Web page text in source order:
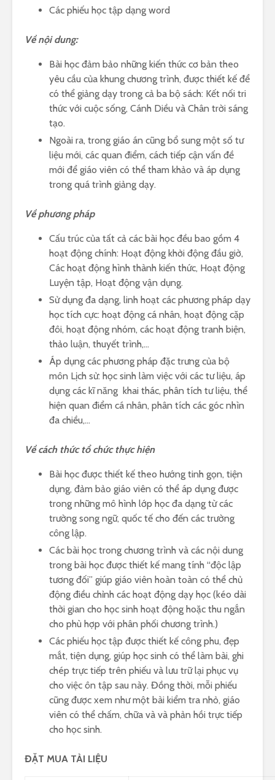
Các phiếu học tập dạng word
Về nội dung:
Bài học đảm bảo những kiến thức cơ bản theo
yêu cầu của khung chương trình, được thiết kế để
có thể giảng dạy trong cả ba bộ sách: Kết nối tri
thức với cuộc sống, Cánh Diều và Chân trời sáng
tạo.
Ngoài ra, trong giáo án cũng bổ sung một số tư
liệu mới, các quan điểm, cách tiếp cận vấn đề
mới để giáo viên có thể tham khảo và áp dụng
trong quá trình giảng dạy.
Về phương pháp
Cấu trúc của tất cả các bài học đều bao gồm 4
hoạt động chính: Hoạt động khởi động đầu giờ,
Các hoạt động hình thành kiến thức, Hoạt động
Luyện tập, Hoạt động vận dụng.
Sử dụng đa dạng, linh hoạt các phương pháp dạy
học tích cực: hoạt động cá nhân, hoạt động cặp
đôi, hoạt động nhóm, các hoạt động tranh biện,
thảo luận, thuyết trình,…
Áp dụng các phương pháp đặc trưng của bộ
môn Lịch sử: học sinh làm việc với các tư liệu, áp
dụng các kĩ năng khai thác, phân tích tư liệu, thể
hiện quan điểm cá nhân, phân tích các góc nhìn
đa chiều,…
Về cách thức tổ chức thực hiện
Bài học được thiết kế theo hướng tinh gọn, tiện
dụng, đảm bảo giáo viên có thể áp dụng được
trong những mô hình lớp học đa dạng từ các
trường song ngữ, quốc tế cho đến các trường
công lập.
Các bài học trong chương trình và các nội dung
trong bài học được thiết kế mang tính “độc lập
tương đối” giúp giáo viên hoàn toàn có thể chủ
động điều chỉnh các hoạt động dạy học (kéo dài
thời gian cho học sinh hoạt động hoặc thu ngắn
cho phù hợp với phân phối chương trình.)
Các phiếu học tập được thiết kế công phu, đẹp
mắt, tiện dụng, giúp học sinh có thể làm bài, ghi
chép trực tiếp trên phiếu và lưu trữ lại phục vụ
cho việc ôn tập sau này. Đồng thời, mỗi phiếu
cũng được xem như một bài kiểm tra nhỏ, giáo
viên có thể chấm, chữa và và phản hồi trực tiếp
cho học sinh.
ĐẶT MUA TÀI LIỆU